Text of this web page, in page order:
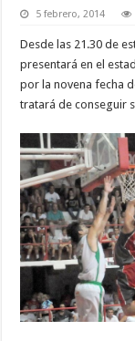
5 febrero, 2014
Desde las 21.30 de
presentará en el
por la novena fecha
tratará de conseguir